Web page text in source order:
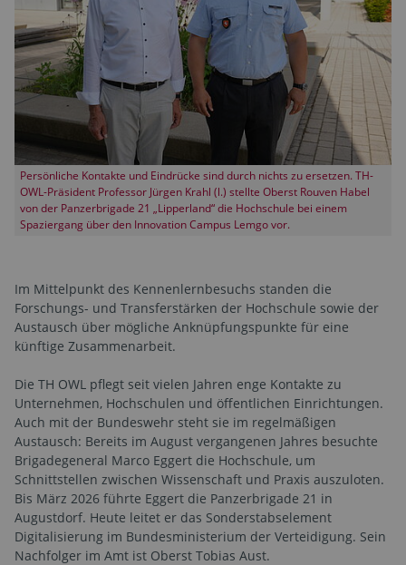
Persönliche Kontakte und Eindrücke sind durch nichts zu ersetzen. TH-
OWL-Präsident Professor Jürgen Krahl (l.) stellte Oberst Rouven Habel
von der Panzerbrigade 21 „Lipperland“ die Hochschule bei einem
Spaziergang über den Innovation Campus Lemgo vor.
Im Mittelpunkt des Kennenlernbesuchs standen die
Forschungs- und Transferstärken der Hochschule sowie der
Austausch über mögliche Anknüpfungspunkte für eine
künftige Zusammenarbeit.
Die TH OWL pflegt seit vielen Jahren enge Kontakte zu
Unternehmen, Hochschulen und öffentlichen Einrichtungen.
Auch mit der Bundeswehr steht sie im regelmäßigen
Austausch: Bereits im August vergangenen Jahres besuchte
Brigadegeneral Marco Eggert die Hochschule, um
Schnittstellen zwischen Wissenschaft und Praxis auszuloten.
Bis März 2026 führte Eggert die Panzerbrigade 21 in
Augustdorf. Heute leitet er das Sonderstabselement
Digitalisierung im Bundesministerium der Verteidigung. Sein
Nachfolger im Amt ist Oberst Tobias Aust.